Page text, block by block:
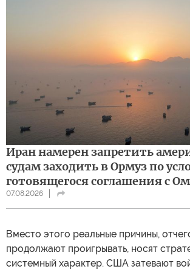
Иран намерен запретить
судам заходить в Ормуз по
готовящегося соглашения с
07.08.2026
Вместо этого реальные причины,
продолжают проигрывать, носят
системный характер. США затевают